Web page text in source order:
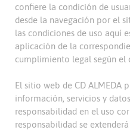
confiere la condición de
desde la navegación por el
las condiciones de uso aquí
aplicación de la
cumplimiento legal según el
El sitio web de CD ALMEDA
información, servicios y
responsabilidad en el uso
responsabilidad se extenderá